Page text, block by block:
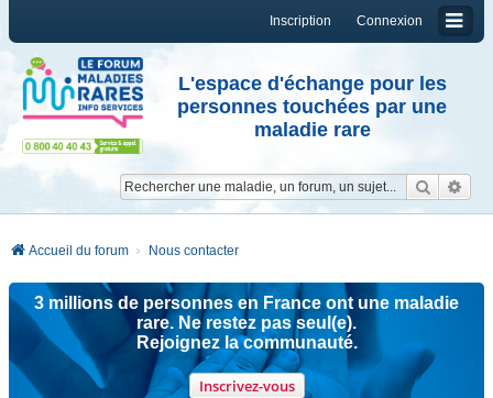
Connexion
Inscription
L'espace d'échange pour les
personnes touchées par une
maladie rare
Accueil du forum Nous contacter
3 millions de personnes en France ont une maladie
rare. Ne restez pas seul(e).
Rejoignez la communauté.
Inscrivez-vous